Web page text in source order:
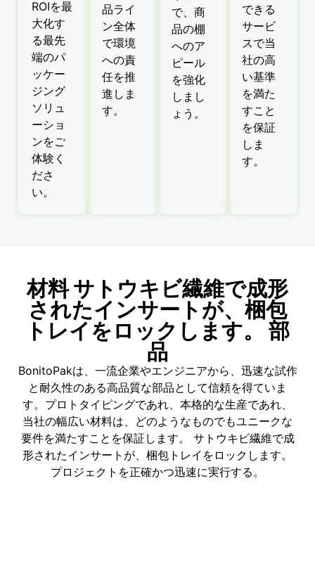
ROIを最
大化す
る最先
端のパ
ッケー
ジング
ソリュ
ーショ
ンをご
体験く
ださ
い。
品ライ
ン全体
で環境
への責
任を推
進しま
す。
で、商
品の棚
へのア
ピール
を強化
しまし
ょう。
できる
サービ
スで当
社の高
い基準
を満た
すこと
を保証
しま
す。
材料 サトウキビ繊維で成形
されたインサートが、梱包
トレイをロックします。 部
品
BonitoPakは、一流企業やエンジニアから、迅速な試作
と耐久性のある高品質な部品として信頼を得ていま
す。プロトタイピングであれ、本格的な生産であれ、
当社の幅広い材料は、どのようなものでもユニークな
要件を満たすことを保証します。 サトウキビ繊維で成
形されたインサートが、梱包トレイをロックします。
プロジェクトを正確かつ迅速に実行する。